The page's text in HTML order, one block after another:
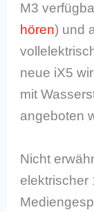
M3
hören) und
neue iX5
mit
angeboten
Nicht
elektrischer